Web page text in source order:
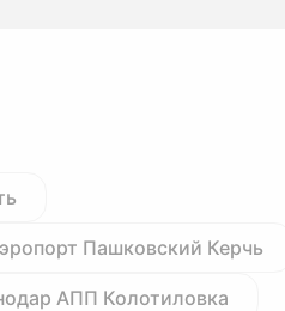
Пашковский Керчь
АПП Колотиловка